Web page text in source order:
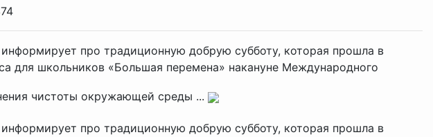
информирует про традиционную добрую субботу, которая прошла в
для школьников «Большая перемена» накануне Международного
чистоты окружающей среды ...
информирует про традиционную добрую субботу, которая прошла в